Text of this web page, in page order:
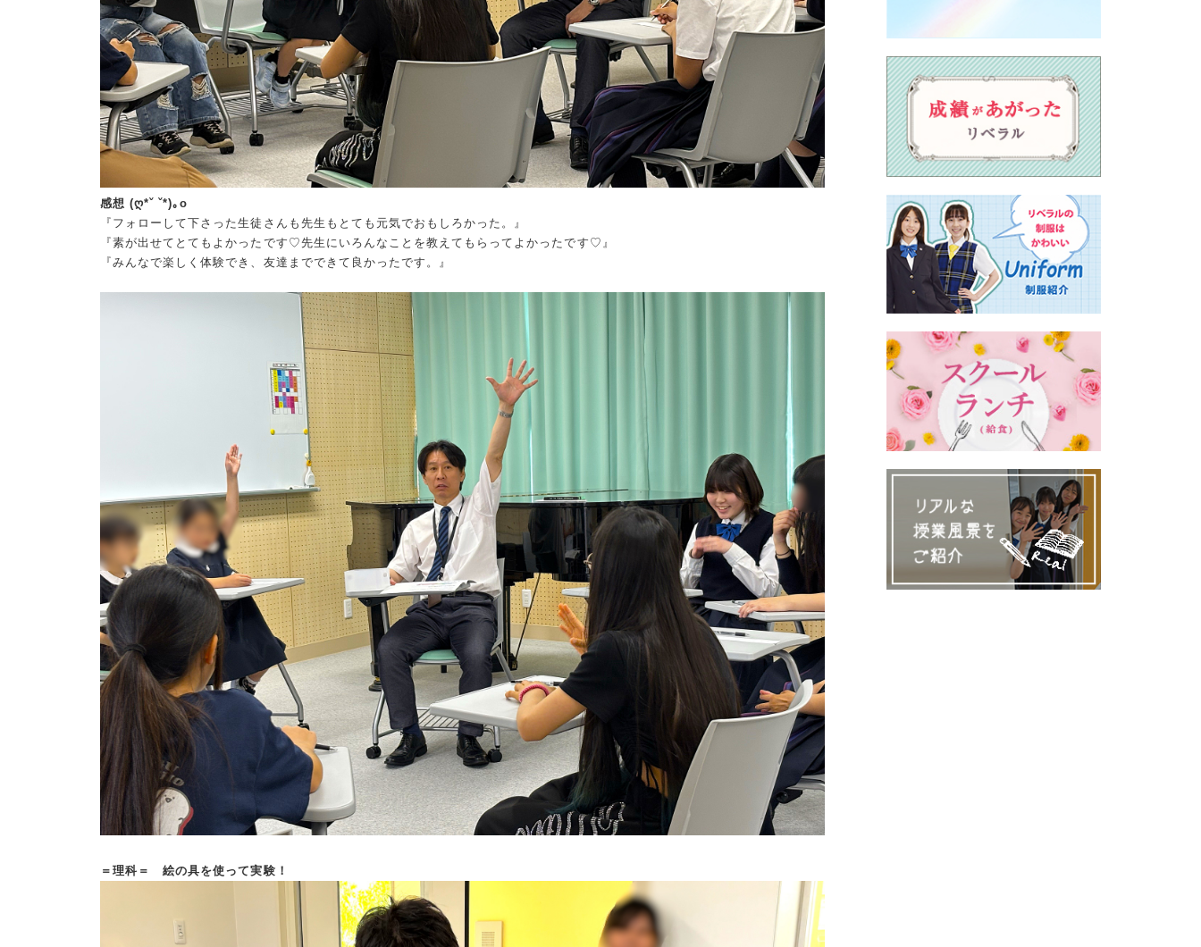
感想 (ღ*ˇ ˇ*)｡o
『フォローして下さった生徒さんも先生もとても元気でおもしろかった。』
『素が出せてとてもよかったです♡先生にいろんなことを教えてもらってよかったです♡』
『みんなで楽しく体験でき、友達までできて良かったです。』
＝理科＝ 絵の具を使って実験！